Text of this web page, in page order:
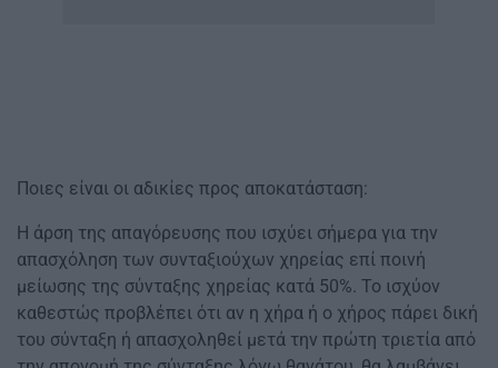
Ποιες είναι οι αδικίες προς αποκατάσταση:
Η άρση της απαγόρευσης που ισχύει σήμερα για την
απασχόληση των συνταξιούχων χηρείας επί ποινή
μείωσης της σύνταξης χηρείας κατά 50%. Το ισχύον
καθεστώς προβλέπει ότι αν η χήρα ή ο χήρος πάρει δική
του σύνταξη ή απασχοληθεί μετά την πρώτη τριετία από